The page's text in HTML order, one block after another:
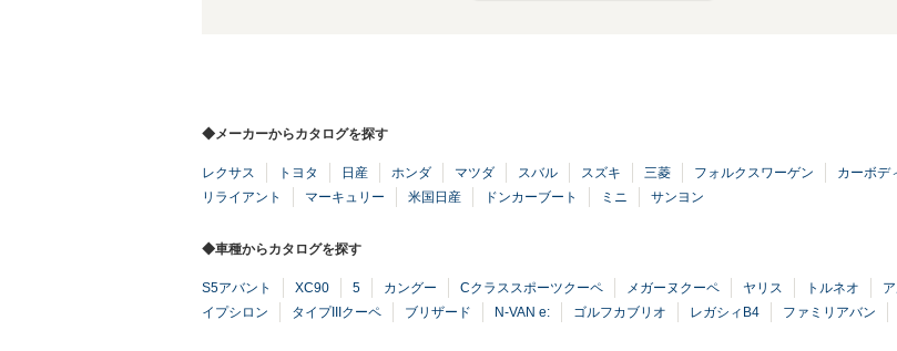
◆メーカーからカタログを探す
レクサス トヨタ 日産 ホンダ マツダ スバル スズキ 三菱 フォルクスワーゲン カーボデ
リライアント
マーキュリー 米国日産 ドンカーブート ミニ サンヨン
◆車種からカタログを探す
S5アバント XC90 5 カングー Cクラススポーツクーペ メガーヌクーペ ヤリス トルネオ
イプシロン
タイプIIIクーペ ブリザード N-VAN e: ゴルフカブリオ レガシィB4 ファミリアバン